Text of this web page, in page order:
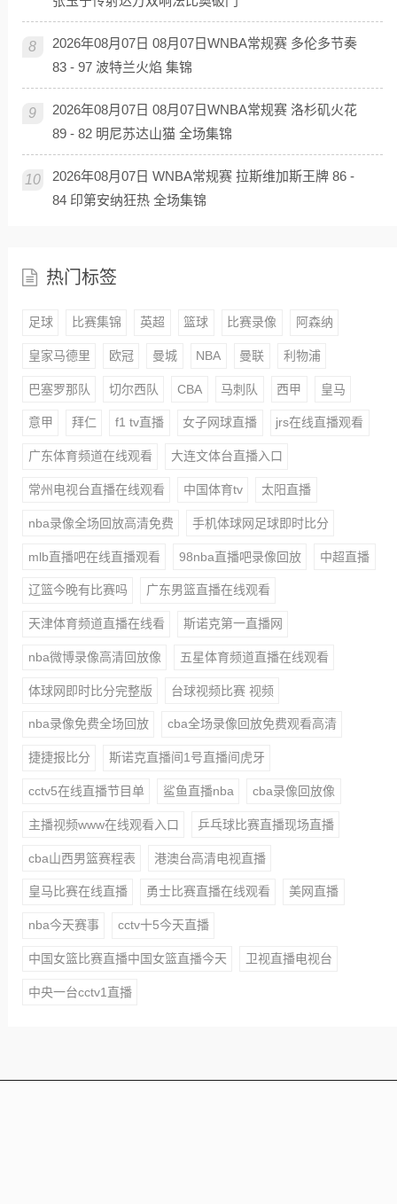
8
2026年08月07日 08月07日WNBA常规赛 多伦多节奏
83 - 97 波特兰火焰 集锦
9
2026年08月07日 08月07日WNBA常规赛 洛杉矶火花
89 - 82 明尼苏达山猫 全场集锦
10
2026年08月07日 WNBA常规赛 拉斯维加斯王牌 86 -
84 印第安纳狂热 全场集锦
热门标签
足球 比赛集锦 英超 篮球 比赛录像 阿森纳
皇家马德里 欧冠 曼城 NBA 曼联 利物浦
巴塞罗那队 切尔西队 CBA 马刺队 西甲 皇马
意甲 拜仁 f1 tv直播 女子网球直播 jrs在线直播观看
广东体育频道在线观看 大连文体台直播入口
常州电视台直播在线观看 中国体育tv 太阳直播
nba录像全场回放高清免费 手机体球网足球即时比分
mlb直播吧在线直播观看 98nba直播吧录像回放 中超直播
辽篮今晚有比赛吗 广东男篮直播在线观看
天津体育频道直播在线看 斯诺克第一直播网
nba微博录像高清回放像 五星体育频道直播在线观看
体球网即时比分完整版 台球视频比赛 视频
nba录像免费全场回放 cba全场录像回放免费观看高清
捷捷报比分 斯诺克直播间1号直播间虎牙
cctv5在线直播节目单 鲨鱼直播nba cba录像回放像
主播视频www在线观看入口 乒乓球比赛直播现场直播
cba山西男篮赛程表 港澳台高清电视直播
皇马比赛在线直播 勇士比赛直播在线观看 美网直播
nba今天赛事 cctv十5今天直播
中国女篮比赛直播中国女篮直播今天 卫视直播电视台
中央一台cctv1直播